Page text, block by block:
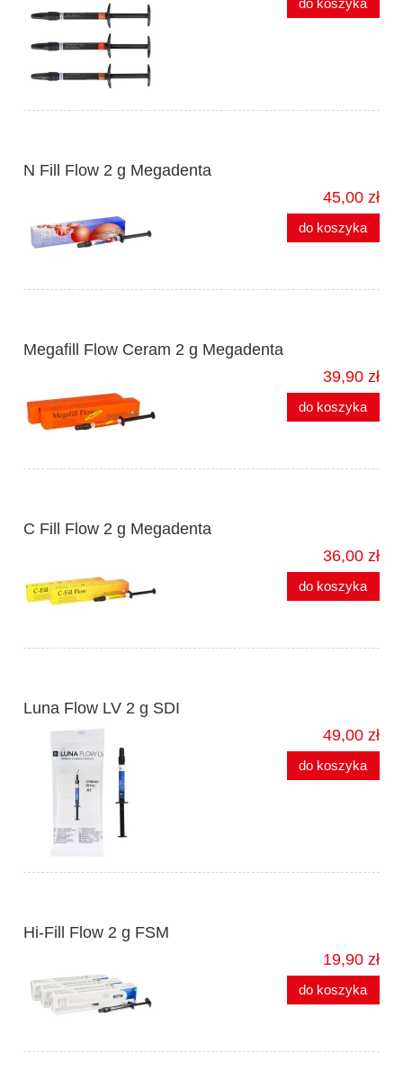
N Fill Flow 2 g Megadenta
45,00 zł
do koszyka
Megafill Flow Ceram 2 g Megadenta
39,90 zł
do koszyka
C Fill Flow 2 g Megadenta
36,00 zł
do koszyka
Luna Flow LV 2 g SDI
49,00 zł
do koszyka
Hi-Fill Flow 2 g FSM
19,90 zł
do koszyka